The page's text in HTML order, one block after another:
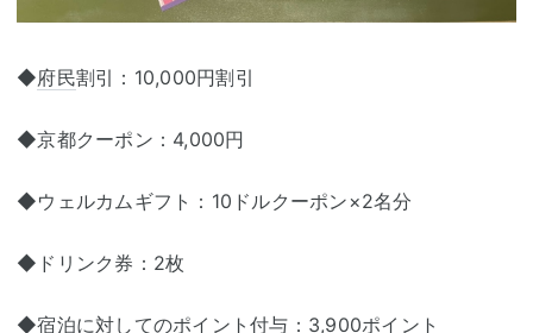
◆府民割引：10,000円割引
◆京都クーポン：4,000円
◆ウェルカムギフト：10ドルクーポン×2名分
◆ドリンク券：2枚
◆宿泊に対してのポイント付与：3,900ポイント